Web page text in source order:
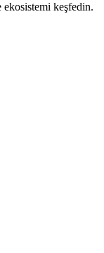
keşfedin.